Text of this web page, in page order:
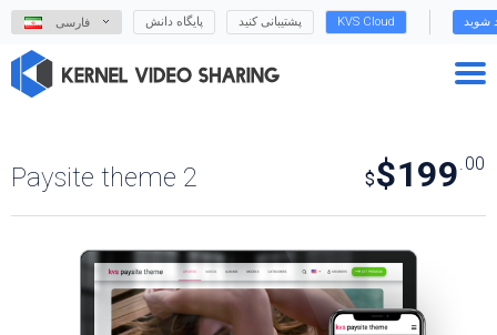
فارسی پایگاه دانش پشتیبانی کنید KVS Cloud شوید
Paysite theme 2 $$199.00